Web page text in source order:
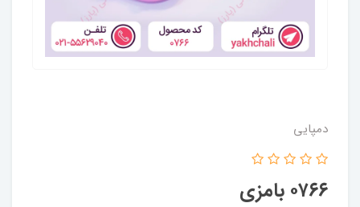
دمپایی
۰۷۶۶ بامزی